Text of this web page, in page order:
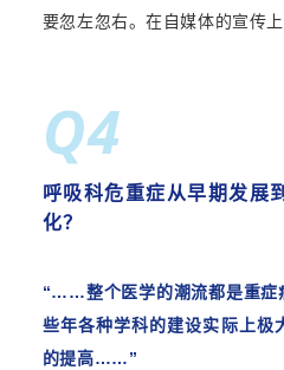
要忽左忽右。在自媒体的宣传
Q4
呼吸科危重症从早期发展
化？
“……整个医学的潮流都是重症
些年各种学科的建设实际上极
的提高……”